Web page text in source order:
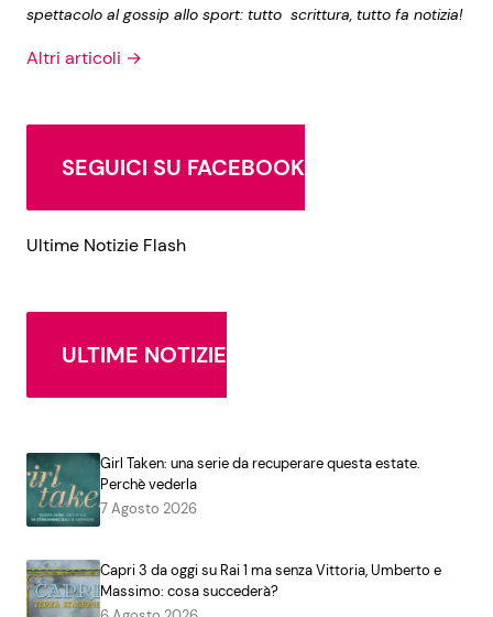
spettacolo al gossip allo sport: tutto scrittura, tutto fa notizia!
Altri articoli →
SEGUICI SU FACEBOOK
Ultime Notizie Flash
ULTIME NOTIZIE
Girl Taken: una serie da recuperare questa estate.
Perchè vederla
7 Agosto 2026
Capri 3 da oggi su Rai 1 ma senza Vittoria, Umberto e
Massimo: cosa succederà?